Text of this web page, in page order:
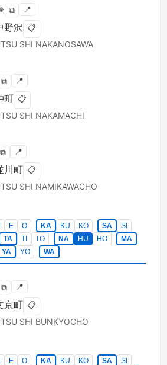
⧉ 📍
野沢 📋
SHI NAKANOSAWA
⧉ 📍
町 📋
SHI NAKAMACHI
⧉ 📍
川町 📋
SHI NAMIKAWACHO
E O KA KU KO SA
SI
TA TI TO NA HU HO
MA
YA YO WA
⧉ 📍
京町 📋
SHI BUNKYOCHO
E O KA KU KO SA
SI